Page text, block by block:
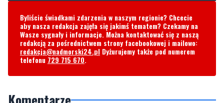
Byliście świadkami zdarzenia w naszym regionie? Chcecie
aby nasza redakcja zajęła się jakimś tematem? Czekamy na
Wasze sygnały i informacje. Można kontaktować się z naszą
redakcją za pośrednictwem strony facebookowej i mailowo:
redakcja@nadmorski24.pl Dyżurujemy także pod numerem
telefonu 729 715 670.